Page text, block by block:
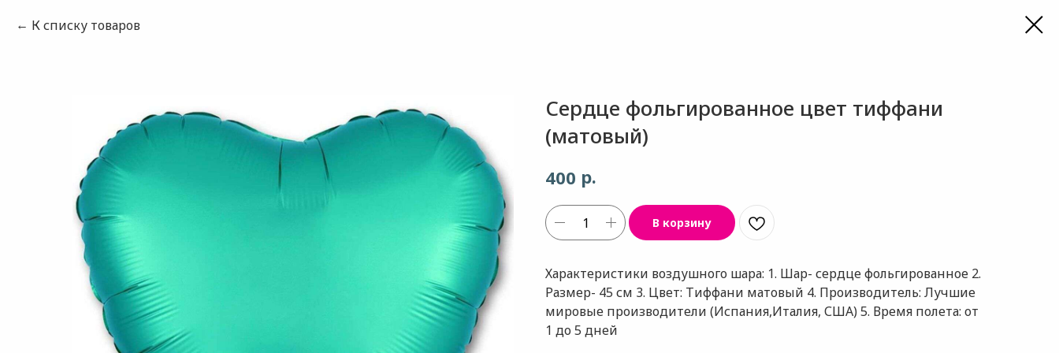
К списку товаров
Сердце фольгированное цвет тиффани
(матовый)
400 р.
В корзину
Характеристики воздушного шара: 1. Шар- сердце фольгированное 2.
Размер- 45 см 3. Цвет: Тиффани матовый 4. Производитель: Лучшие
мировые производители (Испания,Италия, США) 5. Время полета: от
1 до 5 дней